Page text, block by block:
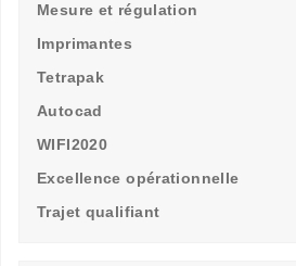
Mesure et régulation
Imprimantes
Tetrapak
Autocad
WIFI2020
Excellence opérationnelle
Trajet qualifiant